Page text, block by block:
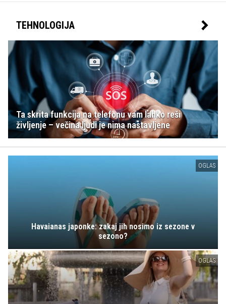
TEHNOLOGIJA
Ta skrita funkcija na telefonu vam lahko reši
življenje – večina ljudi je nima nastavljene
OGLAS
Havaianas japonke: zakaj jih nosimo iz sezone v
sezono?
OGLAS